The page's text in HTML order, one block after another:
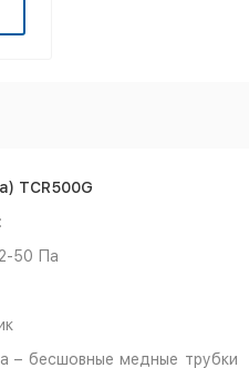
TCR500G
50 Па
– бесшовные медные трубки